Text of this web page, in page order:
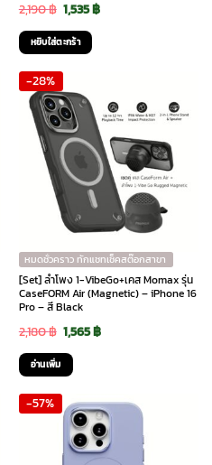
2,190฿ Original
price
was:
2,190 ฿.
1,535฿Current
หยิบใส่ตะกร้า
-28%
หมดชั่วคราว ทักแชทเช็คสต๊อกสาขา
[Set] ลำโพง 1-VibeGo+เคส Momax รุ่น
CaseFORM Air (Magnetic) – iPhone 16
Pro – สี Black
2,180฿ Original
price
was:
2,180 ฿.
1,565฿Current
1,565 ฿.
อ่านเพิ่ม
-57%